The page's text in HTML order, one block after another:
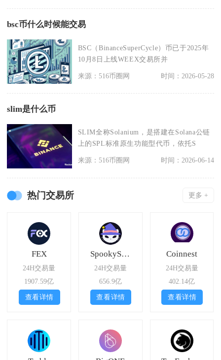
bsc币什么时候能交易
BSC（BinanceSuperCycle）币已于2025年
10月8日上线WEEX交易所并
来源：516币圈网 时间：2026-05-28
slim是什么币
SLIM全称Solanium，是搭建在Solana公链
上的SPL标准原生功能型代币，依托S
来源：516币圈网 时间：2026-06-14
热门交易所 更多 +
FEX
24H交易量
1907.59亿
查看详情
SpookySwap
24H交易量
656.9亿
查看详情
Coinnest
24H交易量
402.14亿
查看详情